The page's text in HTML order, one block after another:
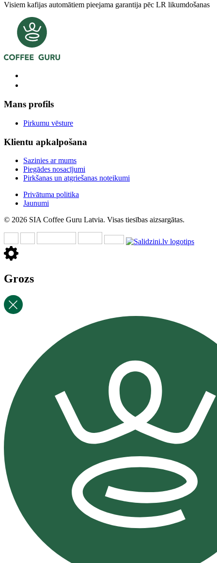
Visiem kafijas automātiem pieejama garantija pēc LR likumdošanas
Mans profils
Pirkumu vēsture
Klientu apkalpošana
Sazinies ar mums
Piegādes nosacījumi
Pirkšanas un atgriešanas noteikumi
Privātuma politika
Jaunumi
© 2026 SIA Coffee Guru Latvia. Visas tiesības aizsargātas.
Grozs